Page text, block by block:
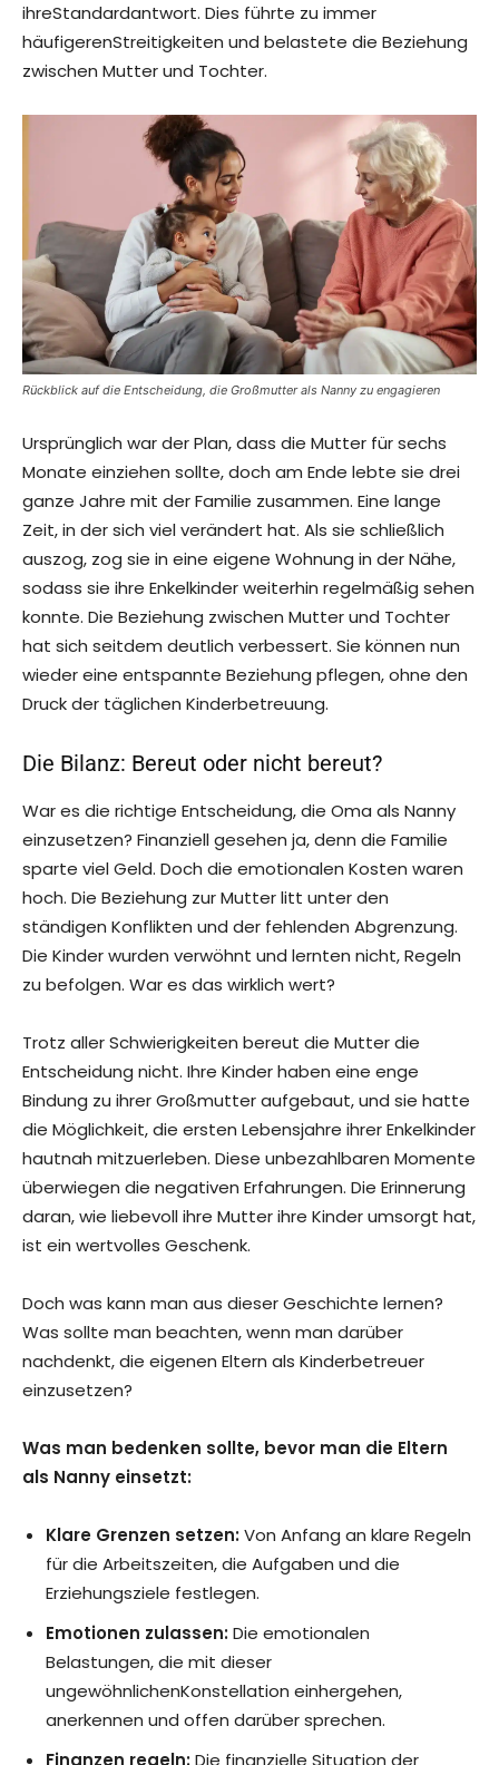
ihreStandardantwort. Dies führte zu immer
häufigerenStreitigkeiten und belastete die Beziehung
zwischen Mutter und Tochter.
Rückblick auf die Entscheidung, die Großmutter als Nanny zu engagieren
Ursprünglich war der Plan, dass die Mutter für sechs
Monate einziehen sollte, doch am Ende lebte sie drei
ganze Jahre mit der Familie zusammen. Eine lange
Zeit, in der sich viel verändert hat. Als sie schließlich
auszog, zog sie in eine eigene Wohnung in der Nähe,
sodass sie ihre Enkelkinder weiterhin regelmäßig sehen
konnte. Die Beziehung zwischen Mutter und Tochter
hat sich seitdem deutlich verbessert. Sie können nun
wieder eine entspannte Beziehung pflegen, ohne den
Druck der täglichen Kinderbetreuung.
Die Bilanz: Bereut oder nicht bereut?
War es die richtige Entscheidung, die Oma als Nanny
einzusetzen? Finanziell gesehen ja, denn die Familie
sparte viel Geld. Doch die emotionalen Kosten waren
hoch. Die Beziehung zur Mutter litt unter den
ständigen Konflikten und der fehlenden Abgrenzung.
Die Kinder wurden verwöhnt und lernten nicht, Regeln
zu befolgen. War es das wirklich wert?
Trotz aller Schwierigkeiten bereut die Mutter die
Entscheidung nicht. Ihre Kinder haben eine enge
Bindung zu ihrer Großmutter aufgebaut, und sie hatte
die Möglichkeit, die ersten Lebensjahre ihrer Enkelkinder
hautnah mitzuerleben. Diese unbezahlbaren Momente
überwiegen die negativen Erfahrungen. Die Erinnerung
daran, wie liebevoll ihre Mutter ihre Kinder umsorgt hat,
ist ein wertvolles Geschenk.
Doch was kann man aus dieser Geschichte lernen?
Was sollte man beachten, wenn man darüber
nachdenkt, die eigenen Eltern als Kinderbetreuer
einzusetzen?
Was man bedenken sollte, bevor man die Eltern
als Nanny einsetzt:
Klare Grenzen setzen:Von Anfang an klare Regeln
für die Arbeitszeiten, die Aufgaben und die
Erziehungsziele festlegen.
Emotionen zulassen:Die emotionalen
Belastungen, die mit dieser
ungewöhnlichenKonstellation einhergehen,
anerkennen und offen darüber sprechen.